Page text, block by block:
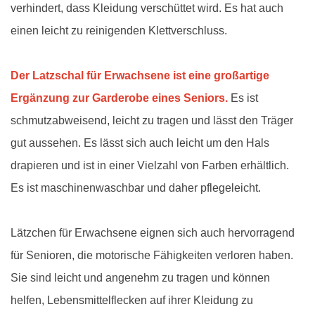
verhindert, dass Kleidung verschüttet wird. Es hat auch
einen leicht zu reinigenden Klettverschluss.
Der Latzschal für Erwachsene ist eine großartige
Ergänzung zur Garderobe eines Seniors. Es ist
schmutzabweisend, leicht zu tragen und lässt den Träger
gut aussehen. Es lässt sich auch leicht um den Hals
drapieren und ist in einer Vielzahl von Farben erhältlich.
Es ist maschinenwaschbar und daher pflegeleicht.
Lätzchen für Erwachsene eignen sich auch hervorragend
für Senioren, die motorische Fähigkeiten verloren haben.
Sie sind leicht und angenehm zu tragen und können
helfen, Lebensmittelflecken auf ihrer Kleidung zu